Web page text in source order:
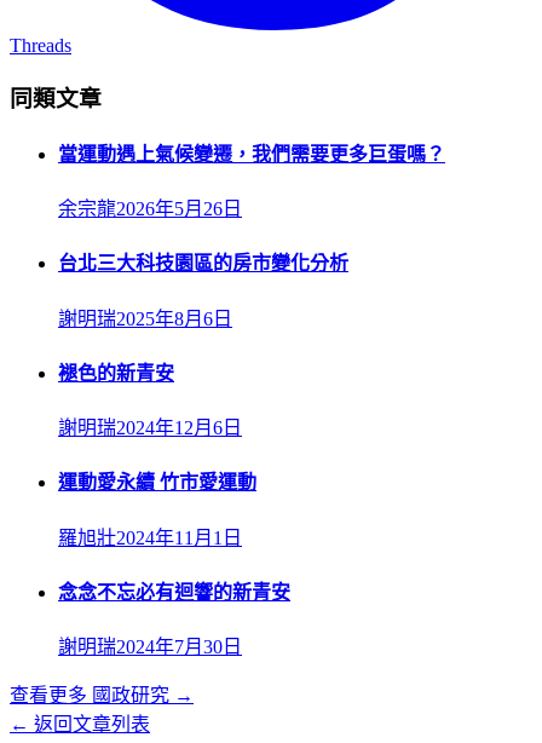
Threads
同類文章
當運動遇上氣候變遷，我們需要更多巨蛋嗎？
余宗龍2026年5月26日
台北三大科技園區的房市變化分析
謝明瑞2025年8月6日
褪色的新青安
謝明瑞2024年12月6日
運動愛永續 竹市愛運動
羅旭壯2024年11月1日
念念不忘必有迴響的新青安
謝明瑞2024年7月30日
查看更多 國政研究 →
← 返回文章列表